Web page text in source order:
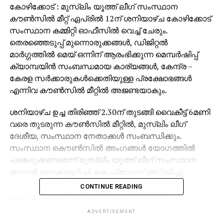
കോഴിക്കോട് : മുസ്‌ലിം യൂത്ത് ലീഗ് സംസ്ഥാന
കൗണ്‍സില്‍ മീറ്റ് ഏപ്രില്‍ 12ന് ശനിയാഴ്ച കോഴിക്കോട്
സംസ്ഥാന കമ്മിറ്റി ഓഫീസില്‍ വെച്ച് ചേരും.
തെരഞ്ഞെടുപ്പ് മുന്നൊരുക്കങ്ങൾ, ഡിജിറ്റല്‍
മാര്‍ഗ്ഗത്തില്‍ മെയ് ഒന്നിന് ആരംഭിക്കുന്ന മെമ്പര്‍ഷിപ്പ്
ക്യാമ്പയിൻ സംബന്ധമായ കാര്യങ്ങൾ, കേന്ദ്ര –
കേരള സർക്കാരുകൾക്കെതിയുള്ള പ്രക്ഷോഭങ്ങൾ
എന്നിവ കൗൺസിൽ മീറ്റിൽ അജണ്ടയാകും.
ശനിയാഴ്ച ഉച്ച തിരിഞ്ഞ് 2.30ന് തുടങ്ങി വൈകീട്ട് 6മണി
വരെ തുടരുന്ന കൗൺസിൽ മീറ്റിൽ, മുസ്‌ലിം ലീഗ്
ദേശീയ, സംസ്ഥാന നേതാക്കള്‍ സംബന്ധിക്കും.
സംസ്ഥാന കൌൺസിൽ അംഗങ്ങൾ യോഗത്തില്‍
പങ്കെടുക്കണമെന്ന് മുസ്‌ലിം യൂത്ത് ലീഗ് സംസ്ഥാന
RELATED TOPICS: KOZHIKODE
MUSLIM LEAGUE
CONTINUE READING
ADVERTISEMENT